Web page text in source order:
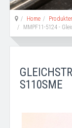
Home
MMPF11-5124 -
S110SME